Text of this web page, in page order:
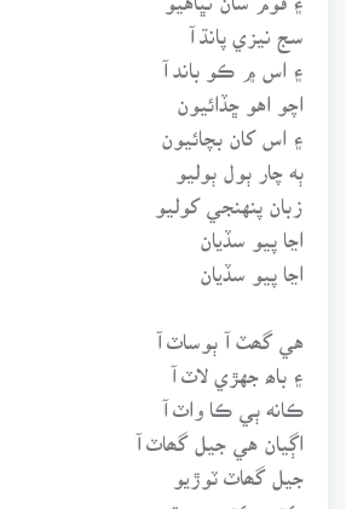
سج نيزي پانڌ آ
۽ اس ۾ ڪو باند آ
اچو اهو ڇڏائيون
۽ اس کان بچائيون
ٻه چار ٻول ٻوليو
زبان پنهنجي کوليو
اڃا پيو سڏيان
اڃا پيو سڏيان
هي گھٽ آ ٻوساٽ آ
۽ باھ جهڙي لاٽ آ
ڪانه ٻي ڪا واٽ آ
اڳيان هي جيل گھاٽ آ
جيل گھاٽ ٽوڙيو